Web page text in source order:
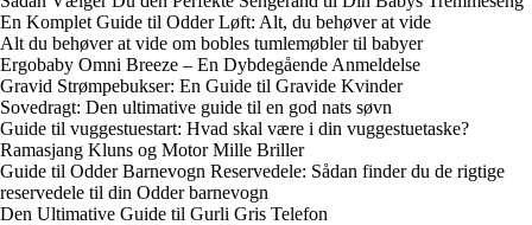
En Komplet Guide til Odder Løft: Alt, du behøver at vide
Alt du behøver at vide om bobles tumlemøbler til babyer
Ergobaby Omni Breeze – En Dybdegående Anmeldelse
Gravid Strømpebukser: En Guide til Gravide Kvinder
Sovedragt: Den ultimative guide til en god nats søvn
Guide til vuggestuestart: Hvad skal være i din vuggestuetaske?
Ramasjang Kluns og Motor Mille Briller
Guide til Odder Barnevogn Reservedele: Sådan finder du de rigtige
reservedele til din Odder barnevogn
Den Ultimative Guide til Gurli Gris Telefon